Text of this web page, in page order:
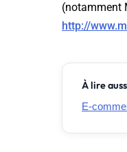
(notamment
http://
À lire
E-